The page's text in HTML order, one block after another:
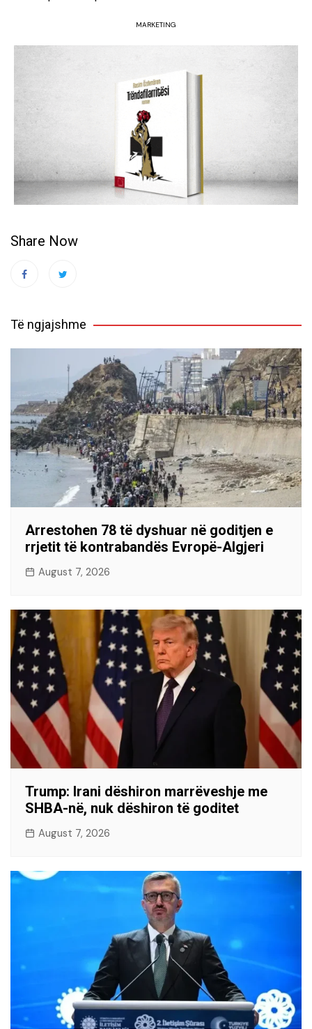
MARKETING
Share Now
Të ngjajshme
Arrestohen 78 të dyshuar në goditjen e
rrjetit të kontrabandës Evropë-Algjeri
August 7, 2026
Trump: Irani dëshiron marrëveshje me
SHBA-në, nuk dëshiron të goditet
August 7, 2026